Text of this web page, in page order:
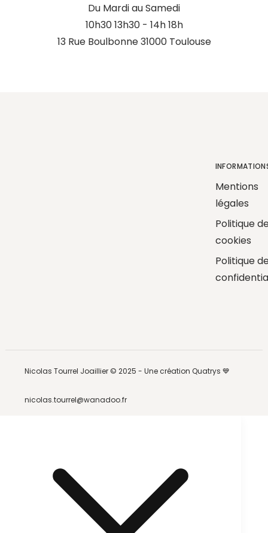
Du Mardi au Samedi
10h30 13h30 - 14h 18h
13 Rue Boulbonne 31000 Toulouse
Mentions
légales
Politique
cookies
Politique
Nicolas Tourrel Joaillier © 2025 - Une création Quatrys 💙
nicolas.tourrel@wanadoo.fr